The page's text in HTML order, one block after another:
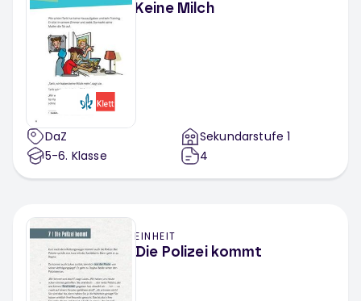
Keine Milch
DaZ
5-6. Klasse
Sekundarstufe 1
4
EINHEIT
Die Polizei kommt